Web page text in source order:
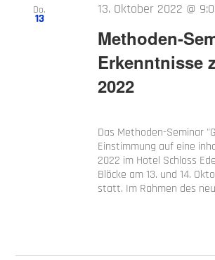
Do.
13
Methoden-
Erkenntnisse
2022
13. Oktober 2022 @
Das Methoden-Seminar
Einstimmung auf eine
2022 im Hotel Schloss
Blöcke am 13. und 14.
statt. Im Rahmen des